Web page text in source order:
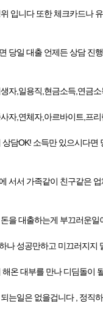
입니다 또한 체크카드나
당일 대출 언제든 상담 진
자,일용직,현금소득,연금
자,연체자,아르바이트,프
담OK! 소득만 있으시다면
서서 가족같이 친구같은
을 대출하는게 부끄러운일
나 성공만하고 미끄러지지
온 대부를 만나 디딤돌이
는일은 없을겁니다 , 정직